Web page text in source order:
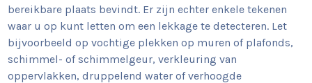
bereikbare plaats bevindt. Er zijn echter enkele tekenen
waar u op kunt letten om een lekkage te detecteren. Let
bijvoorbeeld op vochtige plekken op muren of plafonds,
schimmel- of schimmelgeur, verkleuring van
oppervlakken, druppelend water of verhoogde